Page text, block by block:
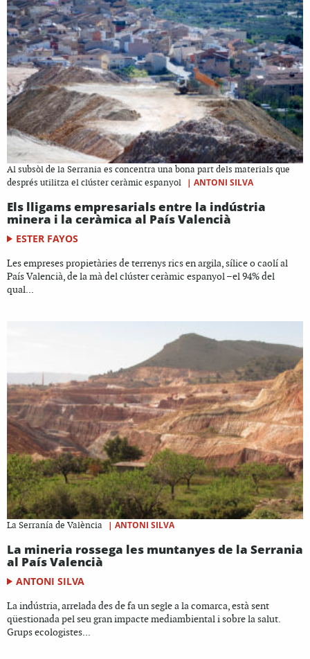
Al subsòl de la Serrania es concentra una bona part dels materials que
després utilitza el clúster ceràmic espanyol
| ANTONI SILVA
Els lligams empresarials entre la indústria
minera i la ceràmica al País Valencià
ESTER FAYOS
Les empreses propietàries de terrenys rics en argila, sílice o caolí al
País Valencià, de la mà del clúster ceràmic espanyol –el 94% del
qual...
La Serranía de València | ANTONI SILVA
La mineria rossega les muntanyes de la Serrania
al País Valencià
ANTONI SILVA
La indústria, arrelada des de fa un segle a la comarca, està sent
qüestionada pel seu gran impacte mediambiental i sobre la salut.
Grups ecologistes...